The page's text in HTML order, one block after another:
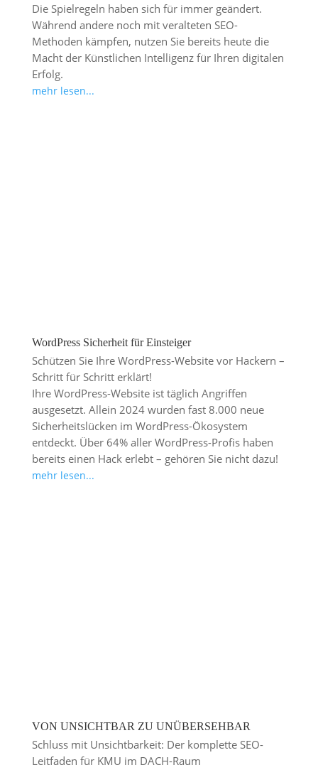
Die Spielregeln haben sich für immer geändert.
Während andere noch mit veralteten SEO-
Methoden kämpfen, nutzen Sie bereits heute die
Macht der Künstlichen Intelligenz für Ihren digitalen
Erfolg.
mehr lesen...
WordPress Sicherheit für Einsteiger
Schützen Sie Ihre WordPress-Website vor Hackern –
Schritt für Schritt erklärt!
Ihre WordPress-Website ist täglich Angriffen
ausgesetzt. Allein 2024 wurden fast 8.000 neue
Sicherheitslücken im WordPress-Ökosystem
entdeckt. Über 64% aller WordPress-Profis haben
bereits einen Hack erlebt – gehören Sie nicht dazu!
mehr lesen...
VON UNSICHTBAR ZU UNÜBERSEHBAR
Schluss mit Unsichtbarkeit: Der komplette SEO-
Leitfaden für KMU im DACH-Raum